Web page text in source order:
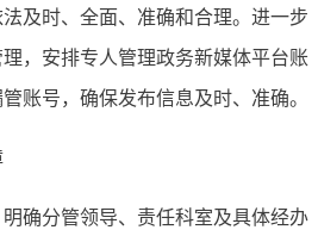
及时、全面、准确和合理。进一步
，安排专人管理政务新媒体平台账
账号，确保发布信息及时、准确。
确分管领导、责任科室及具体经办